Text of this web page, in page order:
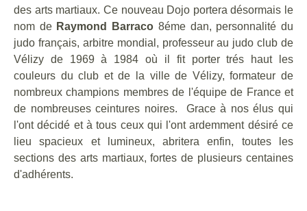
des arts martiaux. Ce nouveau Dojo portera désormais le
nom de Raymond Barraco 8éme dan, personnalité du
judo français, arbitre mondial, professeur au judo club de
Vélizy de 1969 à 1984 où il fit porter trés haut les
couleurs du club et de la ville de Vélizy, formateur de
nombreux champions membres de l'équipe de France et
de nombreuses ceintures noires. Grace à nos élus qui
l'ont décidé et à tous ceux qui l'ont ardemment désiré ce
lieu spacieux et lumineux, abritera enfin, toutes les
sections des arts martiaux, fortes de plusieurs centaines
d'adhérents.